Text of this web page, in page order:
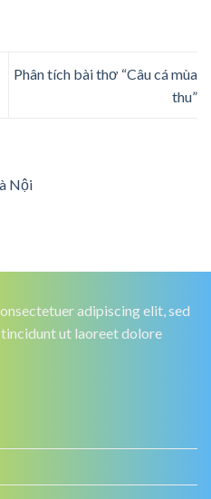
Phân tích bài thơ “Câu cá mùa
thu”
Nội
adipiscing elit, sed
ut laoreet dolore